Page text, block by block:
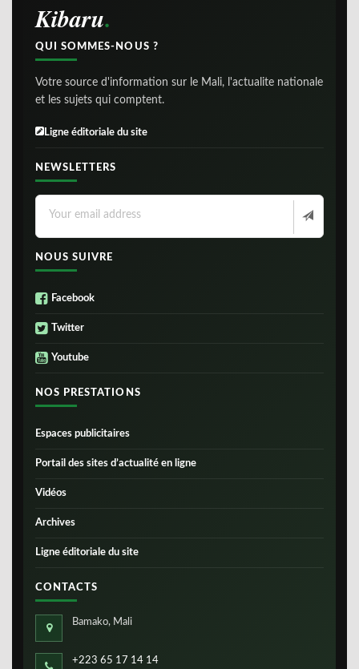
Kibaru
QUI SOMMES-NOUS ?
Votre source d'information sur le Mali, l'actualite nationale
et les sujets qui comptent.
Ligne éditoriale du site
NEWSLETTERS
NOUS SUIVRE
Facebook
Twitter
Youtube
NOS PRESTATIONS
Espaces publicitaires
Portail des sites d’actualité en ligne
Vidéos
Archives
Ligne éditoriale du site
CONTACTS
Bamako, Mali
+223 65 17 14 14